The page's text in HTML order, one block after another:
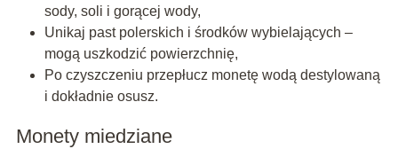
sody, soli i gorącej wody,
Unikaj past polerskich i środków wybielających –
mogą uszkodzić powierzchnię,
Po czyszczeniu przepłucz monetę wodą destylowaną
i dokładnie osusz.
Monety miedziane